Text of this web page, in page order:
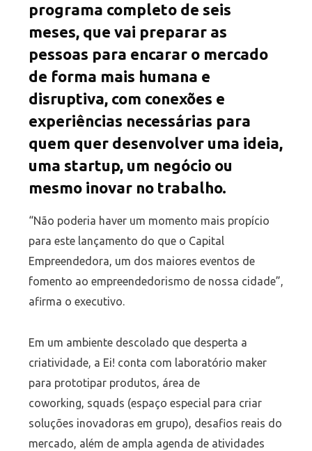
programa completo de seis
meses, que vai preparar as
pessoas para encarar o mercado
de forma mais humana e
disruptiva, com conexões e
experiências necessárias para
quem quer desenvolver uma ideia,
uma startup, um negócio ou
mesmo inovar no trabalho.
“Não poderia haver um momento mais propício
para este lançamento do que o Capital
Empreendedora, um dos maiores eventos de
fomento ao empreendedorismo de nossa cidade”,
afirma o executivo.
Em um ambiente descolado que desperta a
criatividade, a Ei! conta com laboratório maker
para prototipar produtos, área de
coworking, squads (espaço especial para criar
soluções inovadoras em grupo), desafios reais do
mercado, além de ampla agenda de atividades